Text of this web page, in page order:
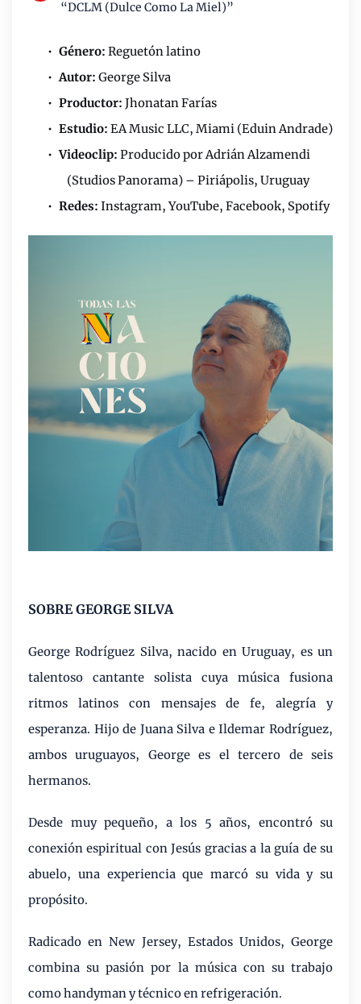
“DCLM (Dulce Como La Miel)”
• Género: Reguetón latino
• Autor: George Silva
• Productor: Jhonatan Farías
• Estudio: EA Music LLC, Miami (Eduin Andrade)
• Videoclip: Producido por Adrián Alzamendi
(Studios Panorama) – Piriápolis, Uruguay
• Redes: Instagram, YouTube, Facebook, Spotify
SOBRE GEORGE SILVA
George Rodríguez Silva, nacido en Uruguay, es un
talentoso cantante solista cuya música fusiona
ritmos latinos con mensajes de fe, alegría y
esperanza. Hijo de Juana Silva e Ildemar Rodríguez,
ambos uruguayos, George es el tercero de seis
hermanos.
Desde muy pequeño, a los 5 años, encontró su
conexión espiritual con Jesús gracias a la guía de su
abuelo, una experiencia que marcó su vida y su
propósito.
Radicado en New Jersey, Estados Unidos, George
combina su pasión por la música con su trabajo
como handyman y técnico en refrigeración.